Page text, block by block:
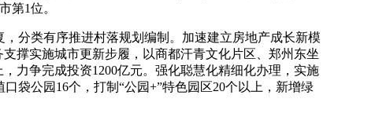
第1位。
分类有序推进村落规划编制。加速建立房地产成长新模
撑实施城市更新步履，以商都汗青文化片区、郑州东坐
力争完成投资1200亿元。强化聪慧化精细化办理，实施
袋公园16个，打制“公园+”特色园区20个以上，新增绿